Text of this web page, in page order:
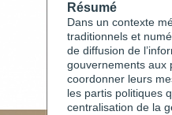
Résumé
Dans un contexte
traditionnels et
de diffusion de
gouvernements aux
coordonner leurs
les partis politiques
centralisation de la